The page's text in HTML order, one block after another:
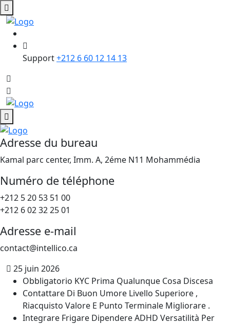
Support+212 6 60 12 14 13
Adresse du bureau
Kamal parc center, Imm. A, 2éme N11 Mohammédia
Numéro de téléphone
+212 5 20 53 51 00
+212 6 02 32 25 01
Adresse e-mail
contact@intellico.ca
25 juin 2026
Obbligatorio KYC Prima Qualunque Cosa Discesa
Contattare Di Buon Umore Livello Superiore ,
Riacquisto Valore E Punto Terminale Migliorare .
Integrare Frigare Dipendere ADHD Versatilità Per